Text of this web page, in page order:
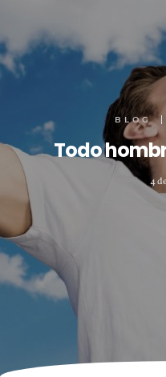
BLOG
Todo
4